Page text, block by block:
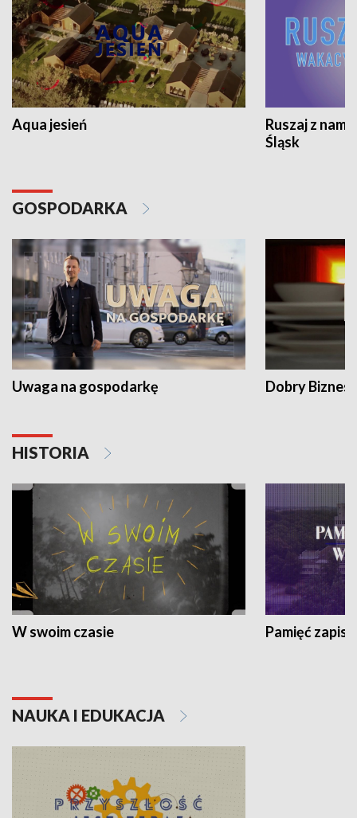
Aqua jesień
Ruszaj z
Śląsk
GOSPODARKA
Uwaga na gospodarkę Dobry Biznes
HISTORIA
W swoim czasie Pamięć
NAUKA I EDUKACJA